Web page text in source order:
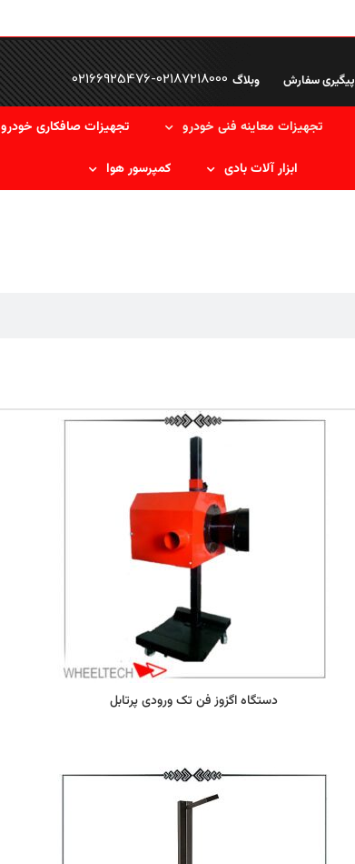
پیگیری سفارش وبلاگ 02166925476-02187218000
تجهیزات معاینه فنی خودرو تجهیزات صافکاری خودرو
ابزار آلات بادی کمپرسور هوا
دستگاه اگزوز فن تک ورودی پرتابل